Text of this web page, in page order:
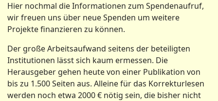
Hier nochmal die Informationen zum Spendenaufruf,
wir freuen uns über neue Spenden um weitere
Projekte finanzieren zu können.
Der große Arbeitsaufwand seitens der beteiligten
Institutionen lässt sich kaum ermessen. Die
Herausgeber gehen heute von einer Publikation von
bis zu 1.500 Seiten aus. Alleine für das Korrekturlesen
werden noch etwa 2000 € nötig sein, die bisher nicht